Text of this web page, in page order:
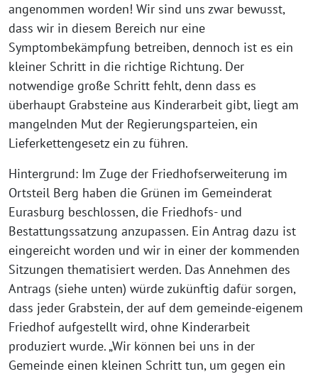
angenommen worden! Wir sind uns zwar bewusst,
dass wir in diesem Bereich nur eine
Symptombekämpfung betreiben, dennoch ist es ein
kleiner Schritt in die richtige Richtung. Der
notwendige große Schritt fehlt, denn dass es
überhaupt Grabsteine aus Kinderarbeit gibt, liegt am
mangelnden Mut der Regierungsparteien, ein
Lieferkettengesetz ein zu führen.
Hintergrund: Im Zuge der Friedhofserweiterung im
Ortsteil Berg haben die Grünen im Gemeinderat
Eurasburg beschlossen, die Friedhofs- und
Bestattungssatzung anzupassen. Ein Antrag dazu ist
eingereicht worden und wir in einer der kommenden
Sitzungen thematisiert werden. Das Annehmen des
Antrags (siehe unten) würde zukünftig dafür sorgen,
dass jeder Grabstein, der auf dem gemeinde-eigenem
Friedhof aufgestellt wird, ohne Kinderarbeit
produziert wurde. „Wir können bei uns in der
Gemeinde einen kleinen Schritt tun, um gegen ein